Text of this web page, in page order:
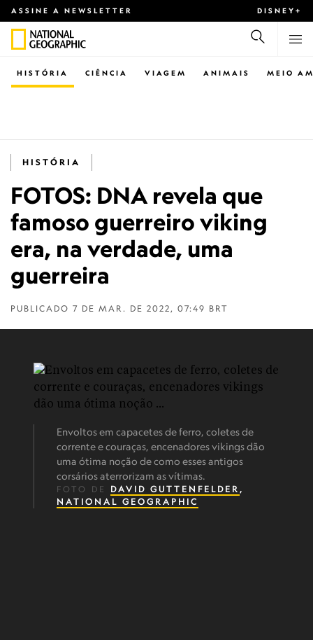
ASSINE A NEWSLETTER DISNEY+
CIÊNCIA VIAGEM ANIMAIS
HISTÓRIA MEIO
HISTÓRIA
FOTOS: DNA revela que
famoso guerreiro viking
era, na verdade, uma
guerreira
PUBLICADO 7 DE MAR. DE 2022, 07:49 BRT
Envoltos em capacetes de ferro, coletes de
corrente e couraças, encenadores vikings dão
uma ótima noção de como esses antigos
corsários aterrorizam as vítimas.
FOTO DE DAVID GUTTENFELDER ,
NATIONAL GEOGRAPHIC